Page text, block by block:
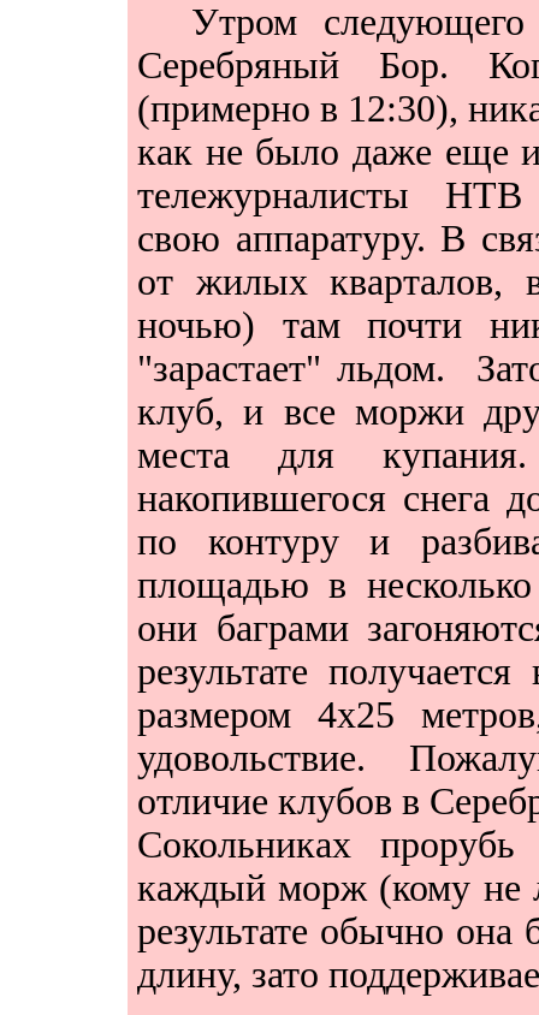
Утром следующего
Серебряный Бор.
(примерно в 12:30),
как не было даже еще
тележурналисты НТВ
свою аппаратуру. В
от жилых кварталов,
ночью) там почти
"зарастает" льдом.
клуб, и все моржи
места для
накопившегося снега
по контуру и
площадью в
они баграми
результате
размером 4х25
удовольствие.
отличие клубов в
Сокольниках
каждый морж (кому не
результате обычно
длину, зато